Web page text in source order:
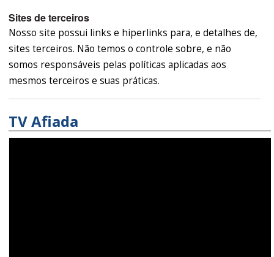
Sites de terceiros
Nosso site possui links e hiperlinks para, e detalhes de,
sites terceiros. Não temos o controle sobre, e não
somos responsáveis pelas políticas aplicadas aos
mesmos terceiros e suas práticas.
TV Afiada